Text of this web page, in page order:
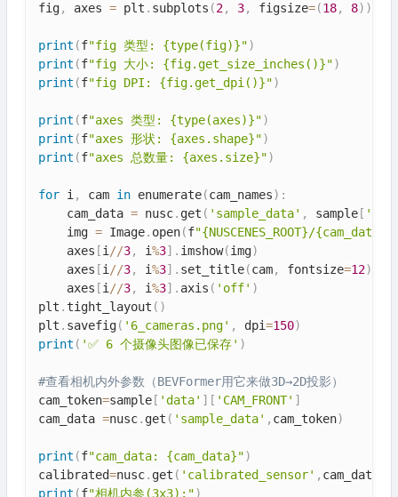
fig, axes = plt . subplots (2, 3, figsize=(18, 8) )
print (f"fig 类型: {type(fig)}")
print (f"fig 大小: {fig.get_size_inches()}")
print (f"fig DPI: {fig.get_dpi()}")
print (f"axes 类型: {type(axes)}")
print (f"axes 形状: {axes.shape}")
print (f"axes 总数量: {axes.size}")
for i, cam in enumerate(cam_names) :
    cam_data
= nusc. get ( 'sample_data' , sample [
    img
= Image. open(f"{NUSCENES_ROOT}/
    axes
[i//3, i%3] . imshow(img)
    axes
[i//3, i%3] . set_title(cam, fontsize=12)
    axes
[i//3, i%3] . axis ( 'off' )
plt . tight_layout ( )
plt . savefig( '6_cameras.png' , dpi=150)
print ( '✅ 6 个摄像头图像已保存' )
#查看相机内外参数（BEVFormer用它来做3D→2D投影）
cam_token=sample [ 'data' ] [ 'CAM_FRONT' ]
cam_data =nusc. get ( 'sample_data' , cam_token)
print (f"cam_data: {cam_data}")
calibrated=nusc. get ( 'calibrated_sensor' , cam_data
print (f"相机内参(3x3):")